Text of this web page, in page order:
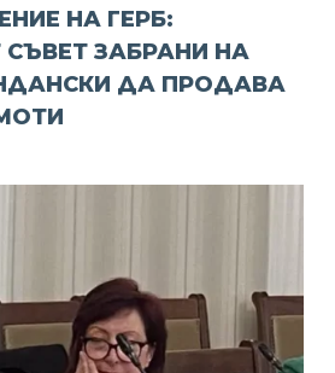
НА ГЕРБ:
ЗАБРАНИ НА
ДА ПРОДАВА